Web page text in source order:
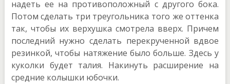
надеть ее на противоположный с другого бока.
Потом сделать три треугольника того же оттенка
так, чтобы их верхушка смотрела вверх. Причем
последний нужно сделать перекрученной вдвое
резинкой, чтобы натяжение было больше. Здесь у
куколки будет талия. Накинуть расширение на
средние колышки юбочки.